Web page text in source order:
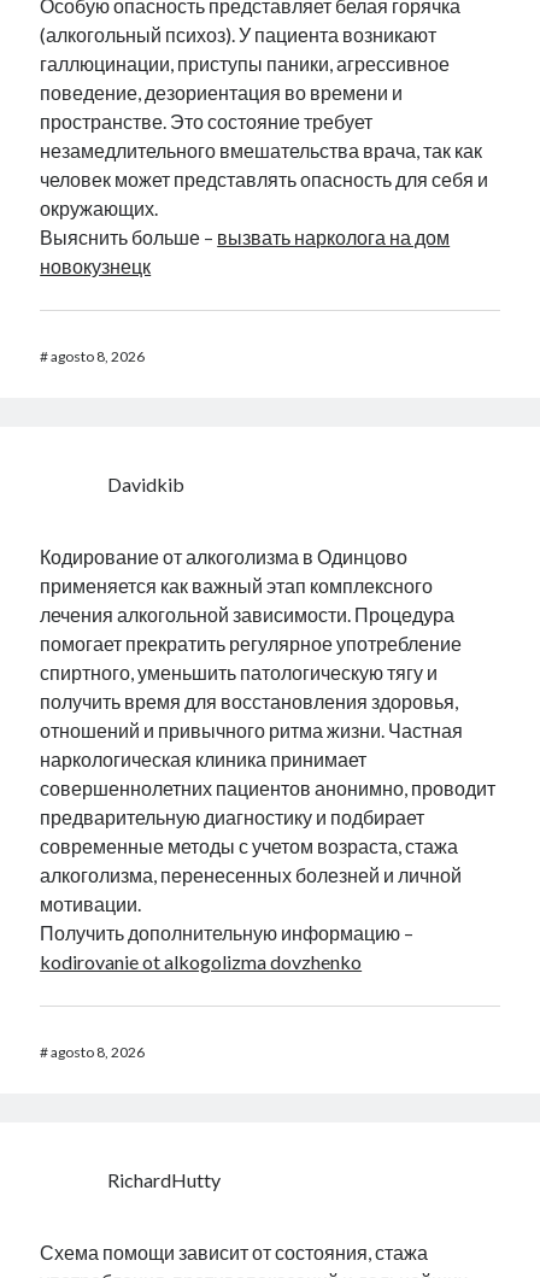
AND ( mb_comments.comment_date_gmt < '2026-08-
09 10:37:16' )
Comentários
Lychshie karnizi_siKremUbuntu 9.04, up and running.
WilliamfepemUbuntu, VirtualBox 2.2 e USB
SamuelDooca emUbuntu, VirtualBox 2.2 e USB
Lychshie karnizi_eisa
Особую опасность представляет белая горячка
(алкогольный психоз). У пациента возникают
галлюцинации, приступы паники, агрессивное
поведение, дезориентация во времени и
пространстве. Это состояние требует
незамедлительного вмешательства врача, так как
человек может представлять опасность для себя и
окружающих.
Выяснить больше – вызвать нарколога на дом
новокузнецк
#agosto 8, 2026
Davidkib
Кодирование от алкоголизма в Одинцово
применяется как важный этап комплексного
лечения алкогольной зависимости. Процедура
помогает прекратить регулярное употребление
спиртного, уменьшить патологическую тягу и
получить время для восстановления здоровья,
отношений и привычного ритма жизни. Частная
наркологическая клиника принимает
совершеннолетних пациентов анонимно, проводит
предварительную диагностику и подбирает
современные методы с учетом возраста, стажа
алкоголизма, перенесенных болезней и личной
мотивации.
Получить дополнительную информацию –
kodirovanie ot alkogolizma dovzhenko
#agosto 8, 2026
RichardHutty
Схема помощи зависит от состояния, стажа